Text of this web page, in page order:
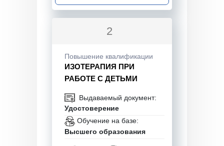
2
Повышение квалификации
ИЗОТЕРАПИЯ ПРИ
РАБОТЕ С ДЕТЬМИ
Выдаваемый документ:
Удостоверение
Обучение на базе:
Высшего образования